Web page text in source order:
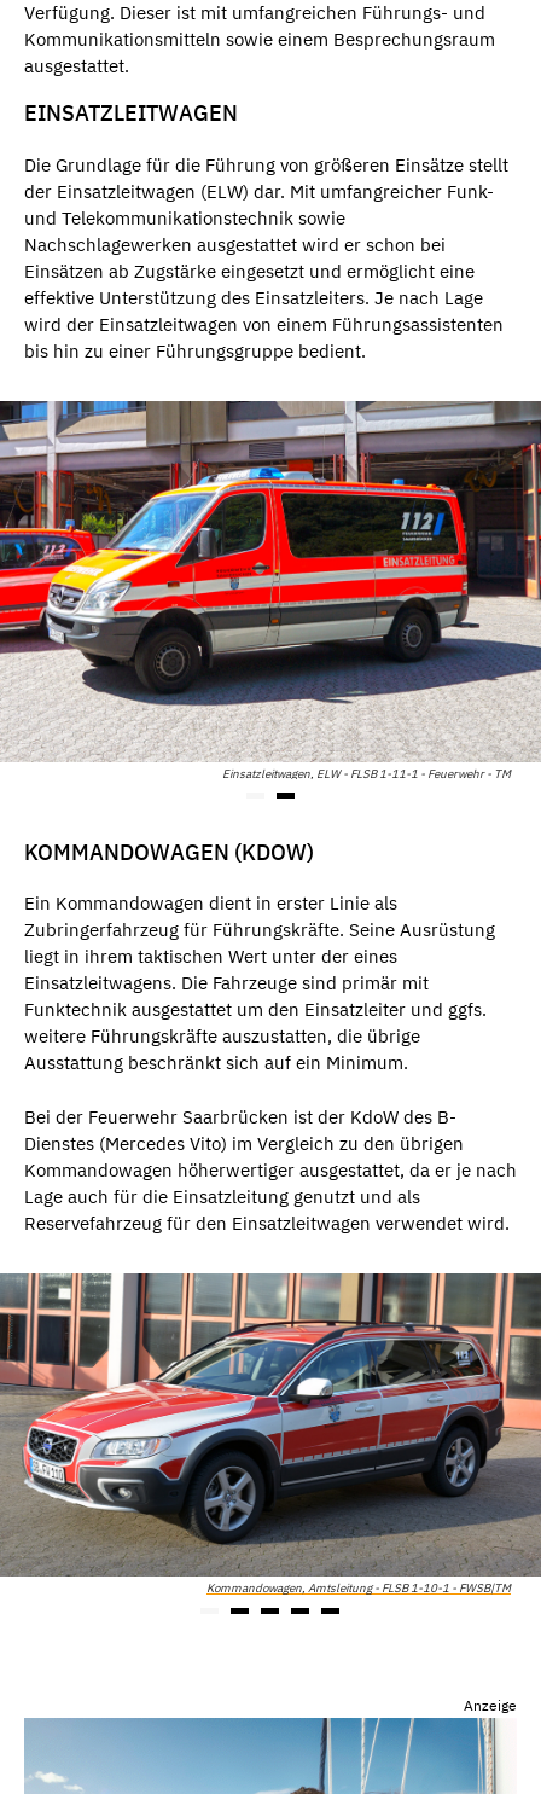
Verfügung. Dieser ist mit umfangreichen Führungs- und
Kommunikationsmitteln sowie einem Besprechungsraum
ausgestattet.
EINSATZLEITWAGEN
Die Grundlage für die Führung von größeren Einsätze stellt
der Einsatzleitwagen (ELW) dar. Mit umfangreicher Funk-
und Telekommunikationstechnik sowie
Nachschlagewerken ausgestattet wird er schon bei
Einsätzen ab Zugstärke eingesetzt und ermöglicht eine
effektive Unterstützung des Einsatzleiters. Je nach Lage
wird der Einsatzleitwagen von einem Führungsassistenten
bis hin zu einer Führungsgruppe bedient.
Einsatzleitwagen, ELW - FLSB 1-11-1 - Feuerwehr - TM
KOMMANDOWAGEN (KDOW)
Ein Kommandowagen dient in erster Linie als
Zubringerfahrzeug für Führungskräfte. Seine Ausrüstung
liegt in ihrem taktischen Wert unter der eines
Einsatzleitwagens. Die Fahrzeuge sind primär mit
Funktechnik ausgestattet um den Einsatzleiter und ggfs.
weitere Führungskräfte auszustatten, die übrige
Ausstattung beschränkt sich auf ein Minimum.
Bei der Feuerwehr Saarbrücken ist der KdoW des B-
Dienstes (Mercedes Vito) im Vergleich zu den übrigen
Kommandowagen höherwertiger ausgestattet, da er je nach
Lage auch für die Einsatzleitung genutzt und als
Reservefahrzeug für den Einsatzleitwagen verwendet wird.
Kommandowagen, Amtsleitung - FLSB 1-10-1 - FWSB|TM
Anzeige